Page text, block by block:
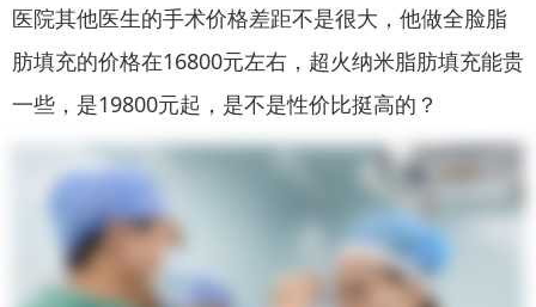
医院其他医生的手术价格差距不是很大，他做全脸脂
肪填充的价格在16800元左右，超火纳米脂肪填充能贵
一些，是19800元起，是不是性价比挺高的？